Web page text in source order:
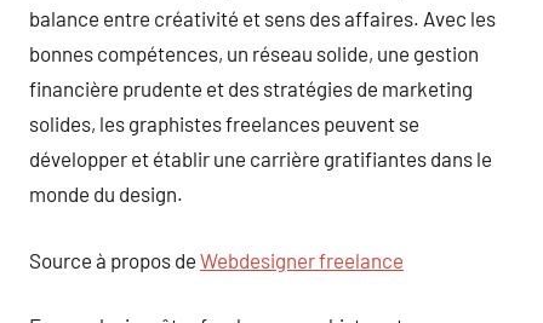
balance entre créativité et sens des affaires. Avec les
bonnes compétences, un réseau solide, une gestion
financière prudente et des stratégies de marketing
solides, les graphistes freelances peuvent se
développer et établir une carrière gratifiantes dans le
monde du design.
Source à propos de Webdesigner freelance